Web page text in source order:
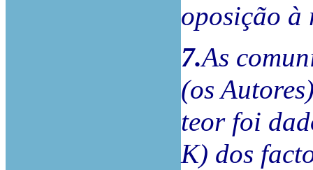
oposição à
7.As
(os
teor foi
K) dos